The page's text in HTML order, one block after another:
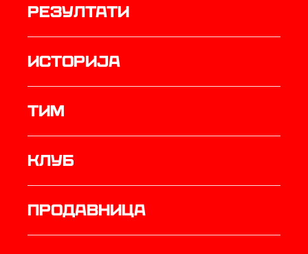
резултати
историја
ТИМ
Клуб
продавница